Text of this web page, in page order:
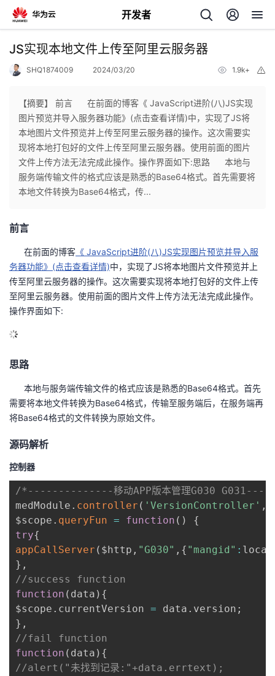
开发者
返
个
人
我
开
发
者
博
客
的
论
坛
我
的
圈
子
我
的
直
播
我
的
活
动
我
的
关
我
的
开
发
者
学
我
的
Programs
我
的
支
持
JS实现本地文件上传至阿里云服务器
SHQ1874009 2024/03/20 1.9k+
【摘要】 前言 在前面的博客《 JavaScript进阶(八)JS实现
图片预览并导入服务器功能》(点击查看详情)中，实现了JS将
本地图片文件预览并上传至阿里云服务器的操作。这次需要实
现将本地打包好的文件上传至阿里云服务器。使用前面的图片
文件上传方法无法完成此操作。操作界面如下:思路 本地与
服务端传输文件的格式应该是熟悉的Base64格式。首先需要将
本地文件转换为Base64格式，传...
前言
在前面的博客 《 JavaScript进阶(八)JS实现图片预览并导入服
务器功能》(点击查看详情)中，实现了JS将本地图片文件预览并上
传至阿里云服务器的操作。这次需要实现将本地打包好的文件上传
至阿里云服务器。使用前面的图片文件上传方法无法完成此操作。
操作界面如下:
思路
本地与服务端传输文件的格式应该是熟悉的Base64格式。首先
需要将本地文件转换为Base64格式，传输至服务端后，在服务端再
将Base64格式的文件转换为原始文件。
源码解析
控制器
/*--------------移动APP版本管理G030
medModule . controller ( 'VersionController' ,
$scope . queryFun = function ( )
{
try{
appCallServer ( $http , "G030" , { "mangid" :
} ,
//success function
function ( data ) {
$scope . currentVersion = data . version ;
} ,
//fail function
function ( data ) {
//alert("未找到记录:"+data.errtext);